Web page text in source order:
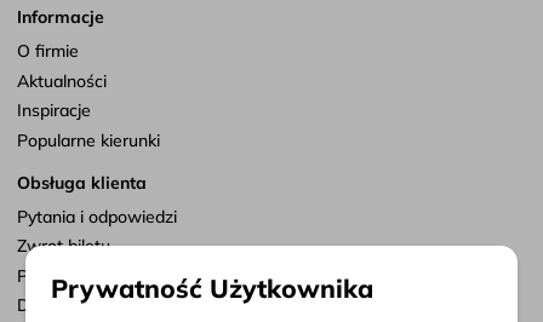
Informacje
O firmie
Aktualności
Inspiracje
Popularne kierunki
Obsługa klienta
Pytania i odpowiedzi
Zwrot biletu
Punkty sprzedaży
Dostosuj zgody
Prywatność Użytkownika